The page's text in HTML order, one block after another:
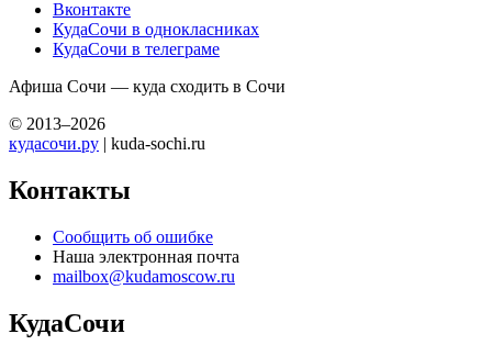
Вконтакте
КудаСочи в однокласниках
КудаСочи в телеграме
Афиша Сочи — куда сходить в Сочи
© 2013–2026
кудасочи.ру | kuda-sochi.ru
Контакты
Сообщить об ошибке
Наша электронная почта
mailbox@kudamoscow.ru
КудаСочи